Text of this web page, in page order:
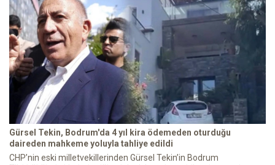
Gürsel Tekin, Bodrum'da 4 yıl kira ödemeden oturduğu
daireden mahkeme yoluyla tahliye edildi
CHP’nin eski milletvekillerinden Gürsel Tekin’in Bodrum